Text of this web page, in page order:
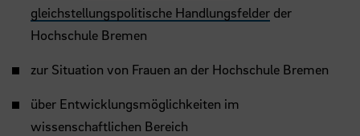
gleichstellungspolitische Handlungsfelder der
Hochschule Bremen
zur Situation von Frauen an der Hochschule Bremen
über Entwicklungsmöglichkeiten im
wissenschaftlichen Bereich